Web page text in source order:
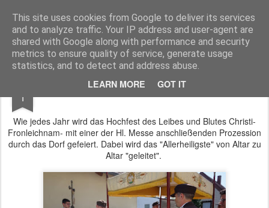
This site uses cookies from Google to deliver its services
and to analyze traffic. Your IP address and user-agent are
shared with Google along with performance and security
metrics to ensure quality of service, generate usage
statistics, and to detect and address abuse.
LEARN MORE GOT IT
Pfarre Krensdorf Die Pfarre Krensdorf gehört zum SeelSorgeRaum St. Klemens in 7033 Pöttsching, Hauptstraße 6
Pages
1 Fronleichnam
Wie jedes Jahr wird das Hochfest des Leibes und Blutes Christi-
Fronleichnam- mit einer der Hl. Messe anschließenden Prozession
durch das Dorf gefeiert. Dabei wird das "Allerheiligste" von Altar zu
Altar "geleitet".